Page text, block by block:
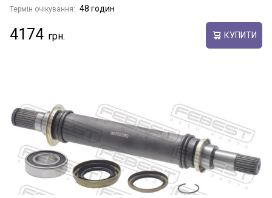
Термін очікування: 48 годин
4174 КУПИТИ